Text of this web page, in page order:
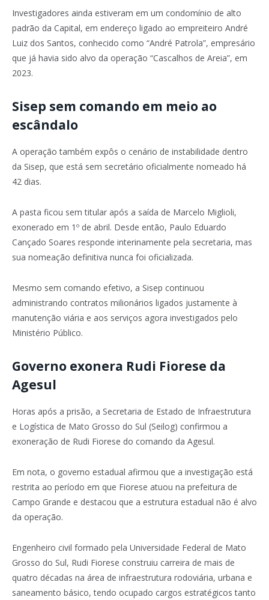
Investigadores ainda estiveram em um condomínio de alto
padrão da Capital, em endereço ligado ao empreiteiro André
Luiz dos Santos, conhecido como “André Patrola”, empresário
que já havia sido alvo da operação “Cascalhos de Areia”, em
2023.
Sisep sem comando em meio ao
escândalo
A operação também expôs o cenário de instabilidade dentro
da Sisep, que está sem secretário oficialmente nomeado há
42 dias.
A pasta ficou sem titular após a saída de Marcelo Miglioli,
exonerado em 1º de abril. Desde então, Paulo Eduardo
Cançado Soares responde interinamente pela secretaria, mas
sua nomeação definitiva nunca foi oficializada.
Mesmo sem comando efetivo, a Sisep continuou
administrando contratos milionários ligados justamente à
manutenção viária e aos serviços agora investigados pelo
Ministério Público.
Governo exonera Rudi Fiorese da
Agesul
Horas após a prisão, a Secretaria de Estado de Infraestrutura
e Logística de Mato Grosso do Sul (Seilog) confirmou a
exoneração de Rudi Fiorese do comando da Agesul.
Em nota, o governo estadual afirmou que a investigação está
restrita ao período em que Fiorese atuou na prefeitura de
Campo Grande e destacou que a estrutura estadual não é alvo
da operação.
Engenheiro civil formado pela Universidade Federal de Mato
Grosso do Sul, Rudi Fiorese construiu carreira de mais de
quatro décadas na área de infraestrutura rodoviária, urbana e
saneamento básico, tendo ocupado cargos estratégicos tanto